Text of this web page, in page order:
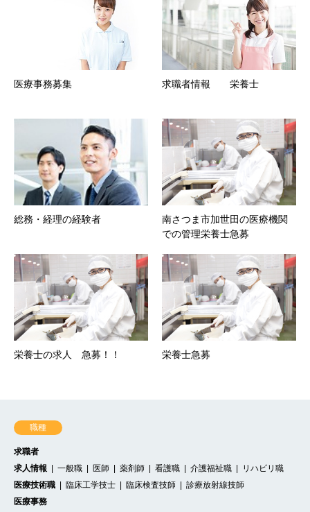
医療事務募集 求職者情報 栄養士
総務・経理の経験者
南さつま市加世田の医療機関
での管理栄養士急募
栄養士の求人 急募！！ 栄養士急募
職種
求職者
求人情報
一般職 医師 薬剤師 看護職 介護福祉職
リハビリ職
医療技術職
臨床工学技士 臨床検査技師
診療放射線技師
医療事務